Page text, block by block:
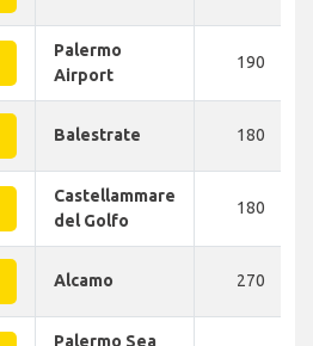
Palermo
Airport
190
Balestrate 180
Castellammare
del Golfo
180
Alcamo 270
Palermo Sea